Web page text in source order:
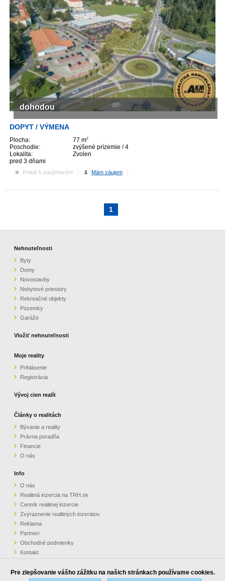
DOPYT / VÝMENA
Plocha: 77 m2
Poschodie:
zvýšené prízemie / 4
Lokalita:
Zvolen
pred 3 dňami
dohodou
Pridať k zaujímavým Mám záujem
1
Nehnuteľnosti
Byty
Domy
Novostavby
Nebytové priestory
Rekreačné objekty
Pozemky
Garáže
Vložiť nehnuteľnosti
Moje reality
Prihlásenie
Registrácia
Vývoj cien realít
Články o realitách
Bývanie a reality
Právna poradňa
Financie
O nás
Info
O nás
Realitná inzercia na TRH.sk
Cenník realitnej inzercie
Zvýraznenie realitných inzerátov
Reklama
Partneri
Obchodné podmienky
Kontakt
Pre zlepšovanie vášho zážitku na našich stránkach používame cookies.